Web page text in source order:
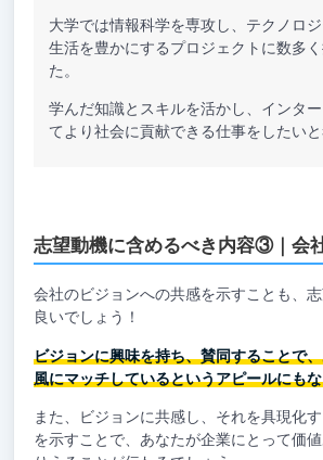
大学では情報科学を専攻し、テクノロ
生活を豊かにするプロジェクトに数多
た。
学んだ知識とスキルを活かし、インタ
てより社会に貢献できる仕事をしたいと
志望動機に含めるべき内容③｜会
会社のビジョンへの共感を示すことも、
良いでしょう！
ビジョンに興味を持ち、賛同することで
風にマッチしているというアピールにも
また、ビジョンに共感し、それを具現化
を示すことで、あなたが企業にとって価